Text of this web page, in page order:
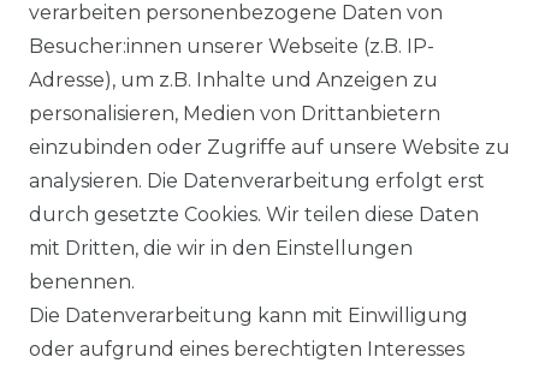
verarbeiten personenbezogene Daten von
Besucher:innen unserer Webseite (z.B. IP-
Adresse), um z.B. Inhalte und Anzeigen zu
personalisieren, Medien von Drittanbietern
einzubinden oder Zugriffe auf unsere Website zu
analysieren. Die Datenverarbeitung erfolgt erst
durch gesetzte Cookies. Wir teilen diese Daten
mit Dritten, die wir in den Einstellungen
benennen.
Die Datenverarbeitung kann mit Einwilligung
oder aufgrund eines berechtigten Interesses